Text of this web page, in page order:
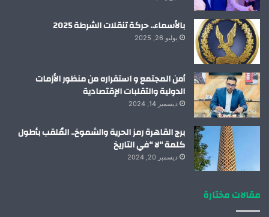
بالأسماء.. حركة تنقلات الشرطة 2025
يوليو 26, 2025
أمن المجتمع و استقراره من منظور الأزمات
الدولية والتقلبات الإقتصادية
ديسمبر 14, 2024
برج القاهرة رمز الحرية والشموخ.. المُلقب بأطول
كلمة “لا “في التاريخ
ديسمبر 20, 2024
مقالات مختارة